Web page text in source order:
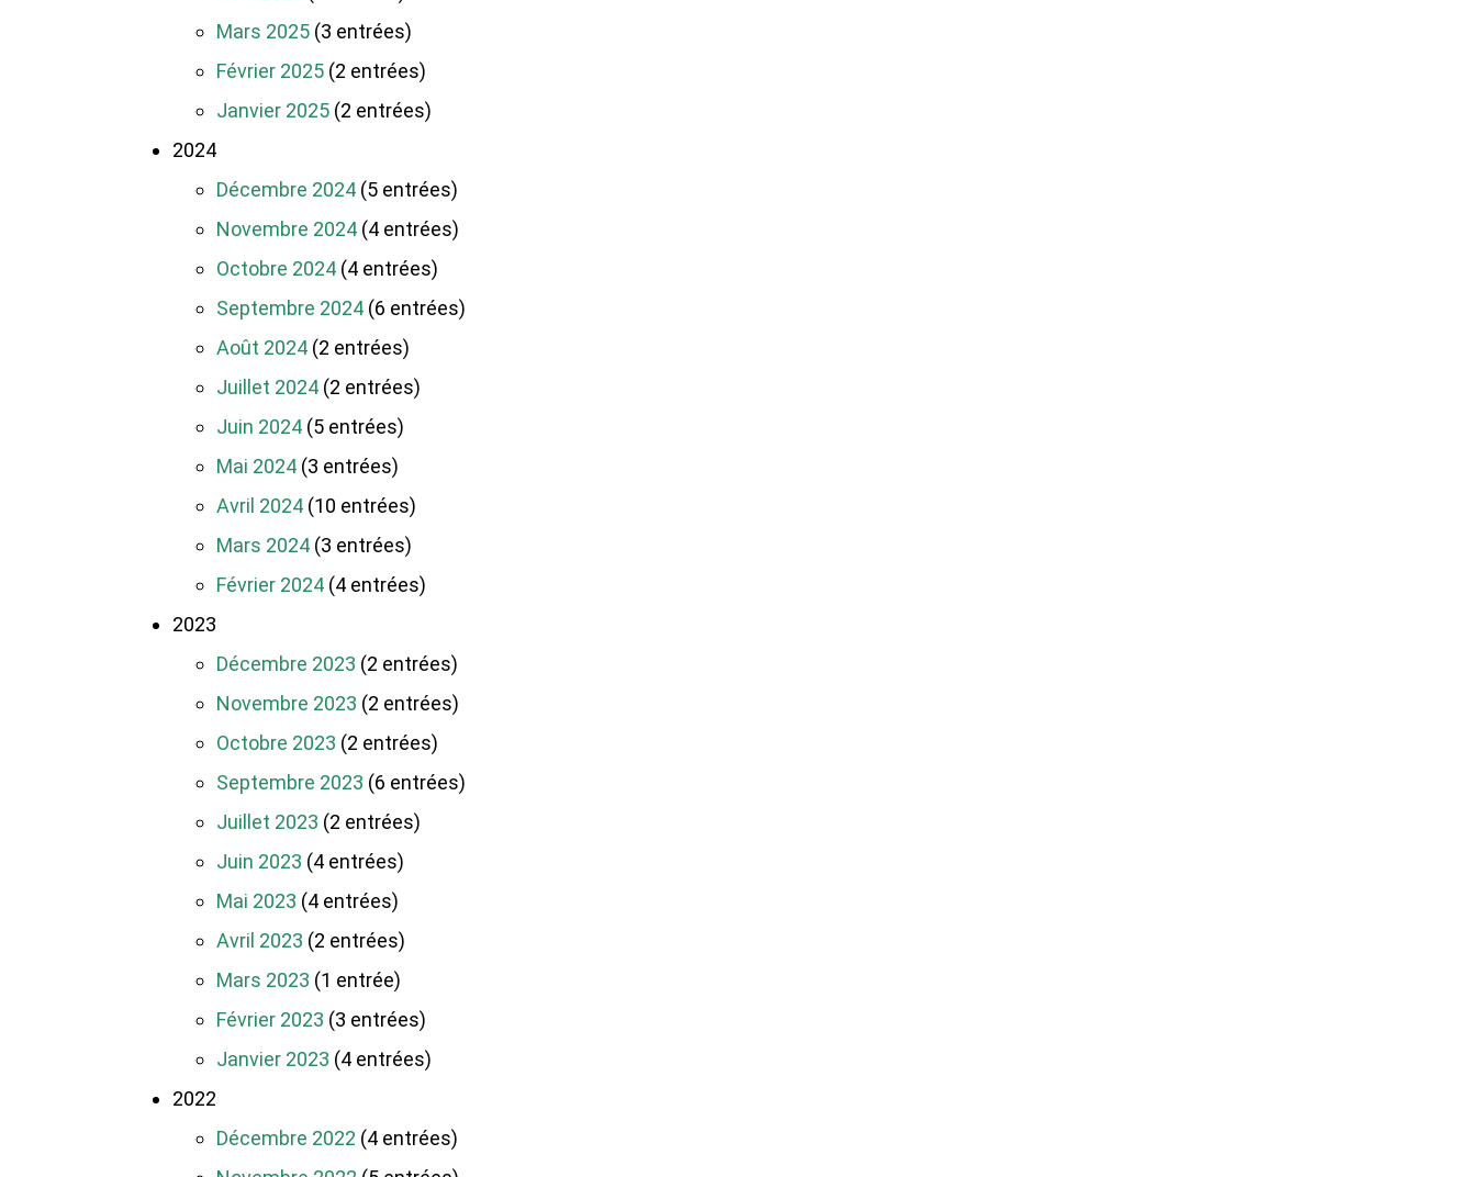
Mars 2025 (3 entrées)
Février 2025 (2 entrées)
Janvier 2025 (2 entrées)
2024
Décembre 2024 (5 entrées)
Novembre 2024 (4 entrées)
Octobre 2024 (4 entrées)
Septembre 2024 (6 entrées)
Août 2024 (2 entrées)
Juillet 2024 (2 entrées)
Juin 2024 (5 entrées)
Mai 2024 (3 entrées)
Avril 2024 (10 entrées)
Mars 2024 (3 entrées)
Février 2024 (4 entrées)
2023
Décembre 2023 (2 entrées)
Novembre 2023 (2 entrées)
Octobre 2023 (2 entrées)
Septembre 2023 (6 entrées)
Juillet 2023 (2 entrées)
Juin 2023 (4 entrées)
Mai 2023 (4 entrées)
Avril 2023 (2 entrées)
Mars 2023 (1 entrée)
Février 2023 (3 entrées)
Janvier 2023 (4 entrées)
2022
Décembre 2022 (4 entrées)